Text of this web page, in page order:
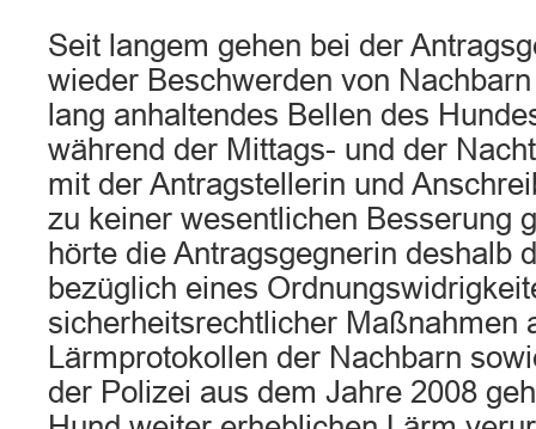
Seit langem gehen bei der
wieder Beschwerden von
lang anhaltendes Bellen des
während der Mittags- und der
mit der Antragstellerin und
zu keiner wesentlichen Besserung
hörte die Antragsgegnerin deshalb
bezüglich eines
sicherheitsrechtlicher Maßnahmen
Lärmprotokollen der Nachbarn
der Polizei aus dem Jahre 2008